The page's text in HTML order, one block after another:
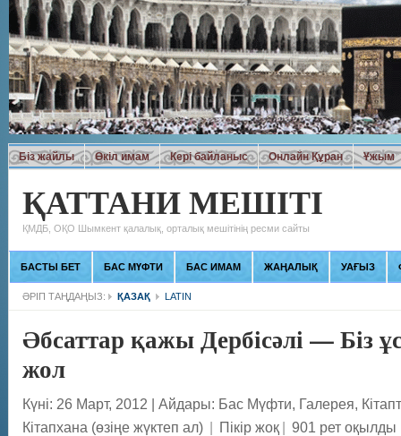
Біз жайлы Өкіл имам Кері байланыс Онлайн Құран Ұжым
ҚАТТАНИ МЕШІТІ
ҚМДБ, ОҚО Шымкент қалалық, орталық мешітінің ресми сайты
БАСТЫ БЕТ БАС МҮФТИ БАС ИМАМ ЖАҢАЛЫҚ УАҒЫЗ
ӘРІП ТАҢДАҢЫЗ: ҚАЗАҚ LATIN
Әбсаттар қажы Дербісәлі — Біз
жол
Күні: 26 Март, 2012 | Айдары: Бас Мүфти, Галерея,
Кітапхана (өзіңе жүктеп ал) | Пікір жоқ | 901 рет оқылды